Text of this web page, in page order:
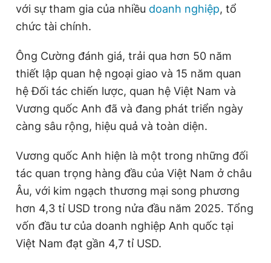
Đọc Thanh Niên trên điện thoại
Theo dõi báo trên
Hotline
0906 645 777
Liên hệ quảng cáo
0908 780 404
Đặt báo Quảng cáo RSS Tòa soạn Chính sách bảo
Phó tổng biên tập thường trực: Hải Thành
với sự tham gia của nhiều doanh nghiệp, tổ
chức tài chính.
Ông Cường đánh giá, trải qua hơn 50 năm
thiết lập quan hệ ngoại giao và 15 năm quan
hệ Đối tác chiến lược, quan hệ Việt Nam và
Vương quốc Anh đã và đang phát triển ngày
càng sâu rộng, hiệu quả và toàn diện.
Vương quốc Anh hiện là một trong những đối
tác quan trọng hàng đầu của Việt Nam ở châu
Âu, với kim ngạch thương mại song phương
hơn 4,3 tỉ USD trong nửa đầu năm 2025. Tổng
vốn đầu tư của doanh nghiệp Anh quốc tại
Việt Nam đạt gần 4,7 tỉ USD.